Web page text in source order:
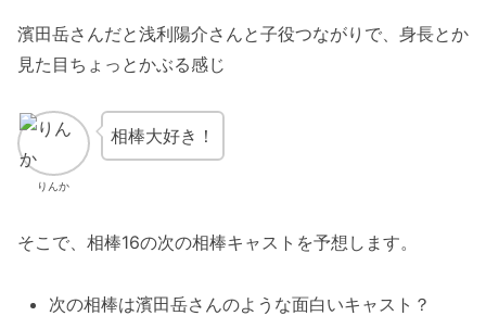
濱田岳さんだと浅利陽介さんと子役つながりで、身長とか
見た目ちょっとかぶる感じ
りんか
相棒大好き！
そこで、相棒16の次の相棒キャストを予想します。
次の相棒は濱田岳さんのような面白いキャスト？